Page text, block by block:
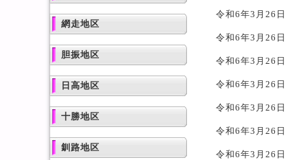
網走地区
胆振地区
日高地区
十勝地区
釧路地区
令和6年3月26日
令和6年3月26日
令和6年3月26日
令和6年3月26日
令和6年3月26日
令和6年3月26日
令和6年3月26日